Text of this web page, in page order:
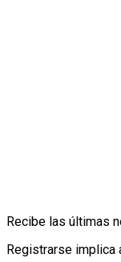
Recibe las últimas
Registrarse implica